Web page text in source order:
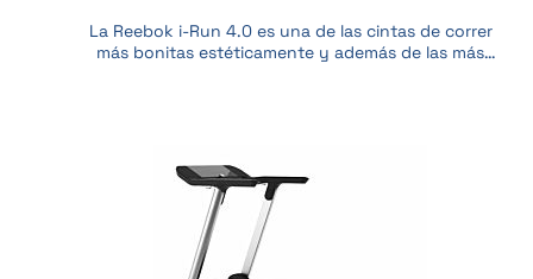
La Reebok i-Run 4.0 es una de las cintas de correr
más bonitas estéticamente y además de las más